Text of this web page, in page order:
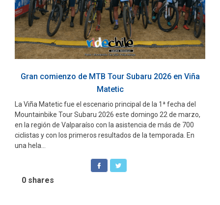
Gran comienzo de MTB Tour Subaru 2026 en Viña
Matetic
La Viña Matetic fue el escenario principal de la 1ª fecha del
Mountainbike Tour Subaru 2026 este domingo 22 de marzo,
en la región de Valparaíso con la asistencia de más de 700
ciclistas y con los primeros resultados de la temporada. En
una hela...
0 shares